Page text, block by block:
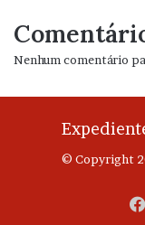
Nenhum comentário
© Copyright